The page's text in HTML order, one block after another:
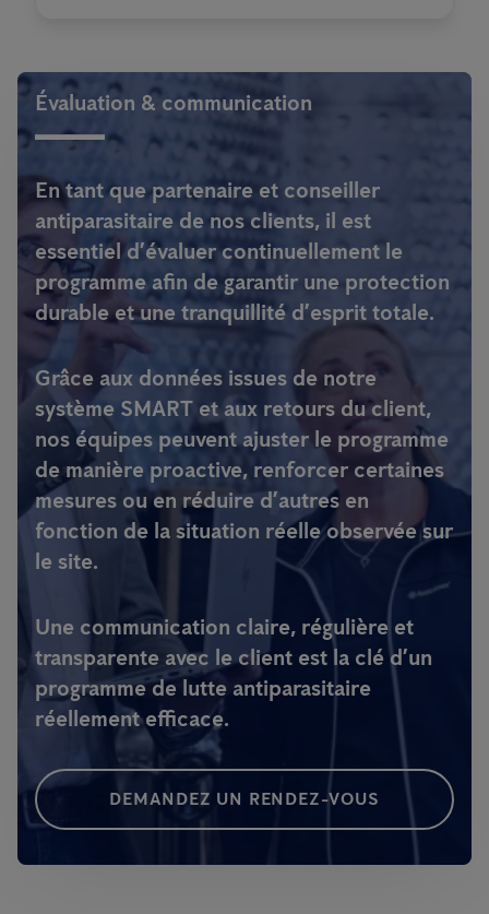
Évaluation & communication
En tant que partenaire et conseiller
antiparasitaire de nos clients, il est
essentiel d’évaluer continuellement le
programme afin de garantir une protection
durable et une tranquillité d’esprit totale.
Grâce aux données issues de notre
système SMART et aux retours du client,
nos équipes peuvent ajuster le programme
de manière proactive, renforcer certaines
mesures ou en réduire d’autres en
fonction de la situation réelle observée sur
le site.
Une communication claire, régulière et
transparente avec le client est la clé d’un
programme de lutte antiparasitaire
réellement efficace.
DEMANDEZ UN RENDEZ-VOUS